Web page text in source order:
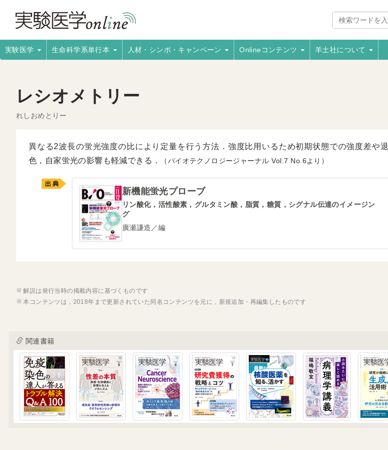
実験医学 生命科学系単行本 人材・シンポ・キャンペーン Onlineコンテンツ 羊土社について
レシオメトリー
れしおめとりー
異なる2波長の蛍光強度の比により定量を行う方法．強度比用いるため初期状態での強度差や退
色，自家蛍光の影響も軽減できる．
（バイオテクノロジージャーナル 7 6より）
新機能蛍光プローブ
リン酸化，活性酸素，グルタミン酸，脂質，糖質，シグナル伝達のイメージン
グ
廣瀬謙造／編
解説は発行当時の掲載内容に基づくものです
本コンテンツは，2018年まで更新されていた同名コンテンツを元に，新規追加・再編集したものです
関連書籍